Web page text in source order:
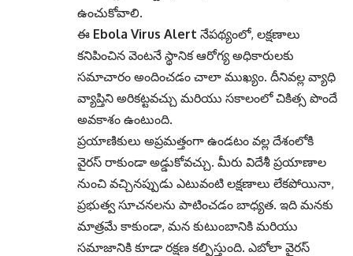
ఉంచుకోవాలి.
ఈ Ebola Virus Alert నేపథ్యంలో, లక్షణాలు
కనిపించిన వెంటనే స్థానిక ఆరోగ్య అధికారులకు
సమాచారం అందించడం చాలా ముఖ్యం. దీనివల్ల వ్యాధి
వ్యాప్తిని అరికట్టవచ్చు మరియు సకాలంలో చికిత్స పొందే
అవకాశం ఉంటుంది.
ప్రయాణికులు అప్రమత్తంగా ఉండటం వల్ల దేశంలోకి
వైరస్ రాకుండా అడ్డుకోవచ్చు. మీరు విదేశీ ప్రయాణాల
నుంచి వచ్చినప్పుడు ఎటువంటి లక్షణాలు లేకపోయినా,
ప్రభుత్వ సూచనలను పాటించడం బాధ్యత. ఇది మనకు
మాత్రమే కాకుండా, మన కుటుంబానికి మరియు
సమాజానికి కూడా రక్షణ కల్పిస్తుంది. ఎబోలా వైరస్